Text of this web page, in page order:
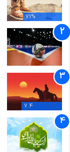
71%
7.4